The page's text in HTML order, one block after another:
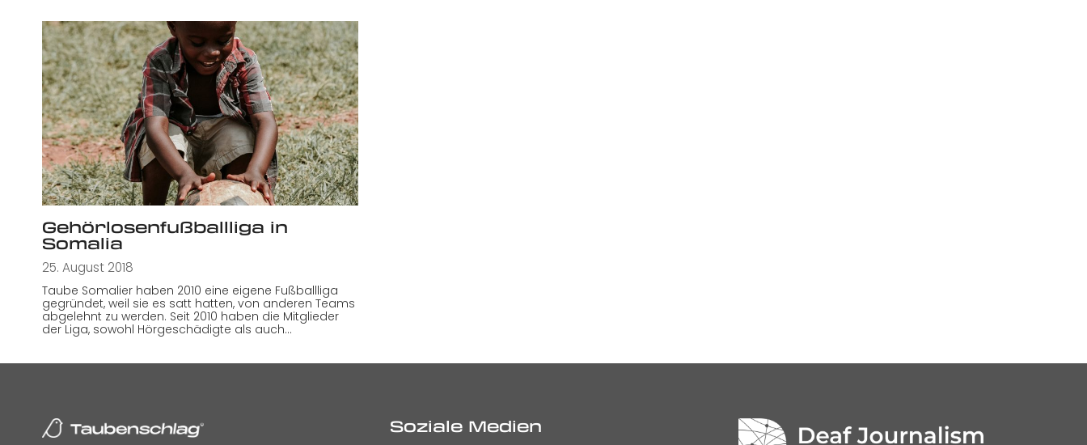
Gehörlosenfußballliga in
Somalia
25. August 2018
Taube Somalier haben 2010 eine eigene Fußballliga
gegründet, weil sie es satt hatten, von anderen Teams
abgelehnt zu werden. Seit 2010 haben die Mitglieder
der Liga, sowohl Hörgeschädigte als auch…
Soziale Medien